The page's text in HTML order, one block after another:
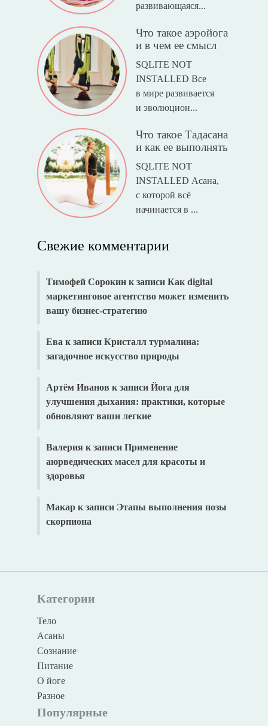
развивающаяся...
Что такое аэройога
и в чем ее смысл
SQLITE NOT
INSTALLED Все
в мире развивается
и эволюцион...
Что такое Тадасана
и как ее выполнять
SQLITE NOT
INSTALLED Асана,
с которой всё
начинается в ...
Свежие комментарии
Тимофей Сорокинк записи Как digital
маркетинговое агентство может изменить
вашу бизнес-стратегию
Ева к записи Кристалл турмалина:
загадочное искусство природы
Артём Иванов к записи Йога для
улучшения дыхания: практики, которые
обновляют ваши легкие
Валерия к записи Применение
аюрведических масел для красоты и
здоровья
Макарк записи Этапы выполнения позы
скорпиона
Категории
Тело
Асаны
Сознание
Питание
О йоге
Разное
Популярные